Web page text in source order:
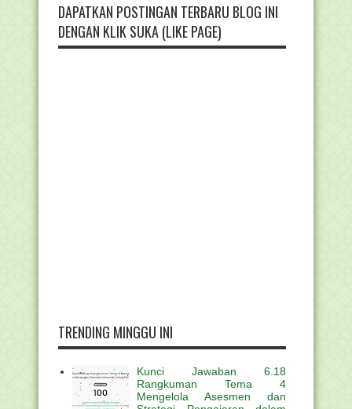
DAPATKAN POSTINGAN TERBARU BLOG INI
DENGAN KLIK SUKA (LIKE PAGE)
TRENDING MINGGU INI
Kunci Jawaban 6.18
Rangkuman Tema 4
Mengelola Asesmen dan